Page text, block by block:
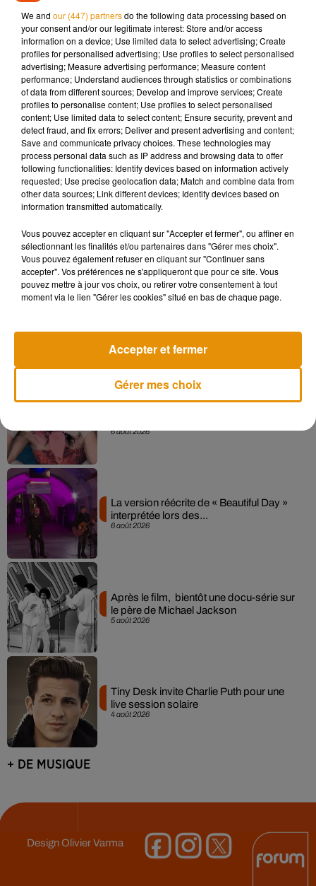
— Hexicans � (@hexicans)5 mai 2019
Faible tremblement de terre en deux Sevres il y a 10
minute, secteur secondigny, 2,8 de magnitude, explosion
+ grondement sourd s’eloignant.
— Sylvain Ferret (@letoffedutemps)5 mai 2019
Musique
7 août 2026
Sensation » avec Kylie Minogue
6 août 2026
6 août 2026
La version réécrite de « Beautiful Day »
interprétée lors des...
5 août 2026
Après le film, bientôt une docu-série sur
le père de Michael Jackson
4 août 2026
Tiny Desk invite Charlie Puth pour une
live session solaire
+ DE MUSIQUE
DesignOlivier Varma
We and our (447) partnersdo the following data processing based on
your consent and/or our legitimate interest: Store and/or access
information on a device; Use limited data to select advertising; Create
profiles for personalised advertising; Use profiles to select personalised
advertising; Measure advertising performance; Measure content
performance; Understand audiences through statistics or combinations
of data from different sources; Develop and improve services; Create
profiles to personalise content; Use profiles to select personalised
content; Use limited data to select content; Ensure security, prevent and
detect fraud, and fix errors; Deliver and present advertising and content;
Save and communicate privacy choices. These technologies may
process personal data such as IP address and browsing data to offer
following functionalities: Identify devices based on information actively
requested; Use precise geolocation data; Match and combine data from
other data sources; Link different devices; Identify devices based on
information transmitted automatically.
Vous pouvez accepter en cliquant sur "Accepter et fermer", ou affiner en
sélectionnant les finalités et/ou partenaires dans "Gérer mes choix".
Vous pouvez également refuser en cliquant sur "Continuer sans
accepter". Vos préférences ne s'appliqueront que pour ce site. Vous
pouvez mettre à jour vos choix, ou retirer votre consentement à tout
moment via le lien "Gérer les cookies" situé en bas de chaque page.
Gérer mes choix
Accepter et fermer